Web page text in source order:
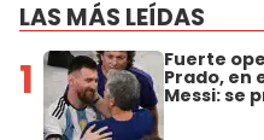
LAS MÁS LEÍDAS
1 Fuerte
Prado, en
Messi: se